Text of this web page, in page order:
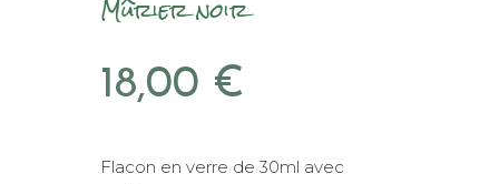
Mûrier noir
18,00 €
Flacon en verre de 30ml avec